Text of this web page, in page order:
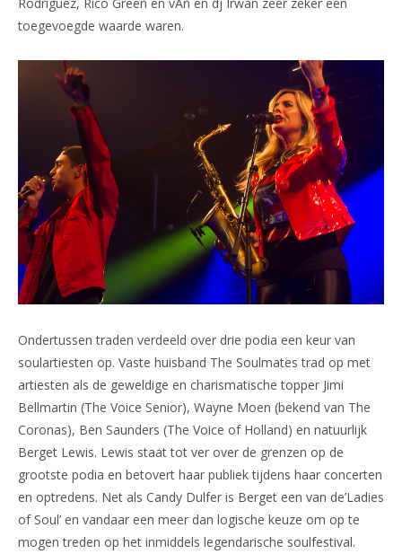
toegevoegde waarde waren.
Ondertussen traden verdeeld over drie podia een keur van
soulartiesten op. Vaste huisband The Soulmates trad op met
artiesten als de geweldige en charismatische topper Jimi
Bellmartin (The Voice Senior), Wayne Moen (bekend van The
Coronas), Ben Saunders (The Voice of Holland) en natuurlijk
Berget Lewis. Lewis staat tot ver over de grenzen op de
grootste podia en betovert haar publiek tijdens haar concerten
en optredens. Net als Candy Dulfer is Berget een van de’Ladies
of Soul’ en vandaar een meer dan logische keuze om op te
mogen treden op het inmiddels legendarische soulfestival.